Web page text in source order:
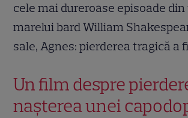
cele mai dureroase episoade
marelui bard William
sale, Agnes: pierderea tragică a
Un film despre
nașterea unei